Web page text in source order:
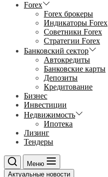
Forex
Forex брокеры
Индикаторы Forex
Советники Forex
Стратегии Forex
Банковский сектор
Автокредиты
Банковские карты
Депозиты
Кредитование
Бизнес
Инвестиции
Недвижимость
Ипотека
Лизинг
Тендеры
Меню
Актуальные новости